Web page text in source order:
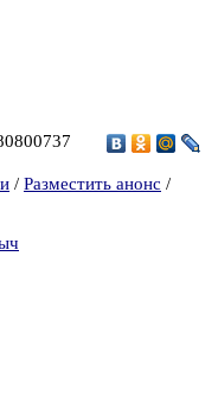
/ Разместить анонс /